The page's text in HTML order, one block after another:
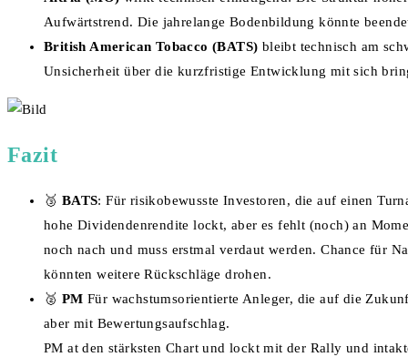
Aufwärtstrend. Die jahrelange Bodenbildung könnte
British American Tobacco (BATS) bleibt technisch am
Unsicherheit über die kurzfristige Entwicklung mit sich
Fazit
🥉 BATS: Für risikobewusste Investoren, die auf einen
hohe Dividendenrendite lockt, aber es fehlt (noch) an
noch nach und muss erstmal verdaut werden. Chance für
könnten weitere Rückschläge drohen.
🥈 PM Für wachstumsorientierte Anleger, die auf die
aber mit Bewertungsaufschlag.
PM at den stärksten Chart und lockt mit der Rally und